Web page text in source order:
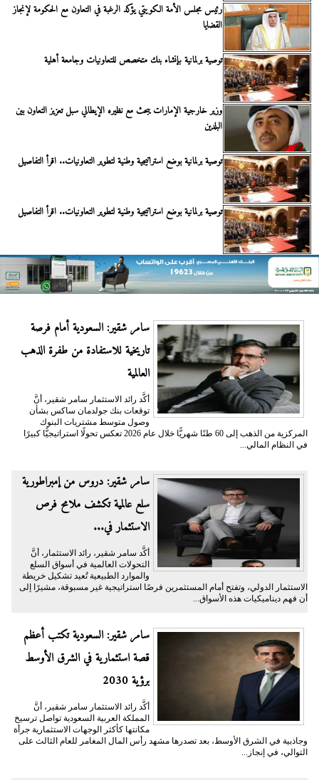
رئيس مجلس الأمة الكويتي يؤكد الرغبة في التعاون مع الحكومة لإنجاز
القضايا
توصية برلمانية بإنشاء بنك متخصص للتعاونيات وجامعة أهلية
وزير خارجية الإمارات يبحث مع نظيره الإيطالي سبل تعزيز التعاون بين
البلدين
توصية برلمانية بوضع استراتيجية وطنية لتطوير التعاونيات.. اقرأ التفاصيل
توصية برلمانية بوضع استراتيجية وطنية لتطوير التعاونيات.. اقرأ التفاصيل
سامر شقير: السعودية أمام فرصة
تاريخية للاستفادة من طفرة الذهب
العالمية
أكَّد رائد الاستثمار سامر شقير، أنَّ
توقعات بنك جولدمان ساكس بشأن
وصول متوسط مشتريات البنوك
المركزية من الذهب إلى 60 طنًا شهريًّا خلال عام 2026 تعكس تحولًا استراتيجيًّا كبيرًا
في النظام المالي...
سامر شقير: دروس من إمبراطورية
سلع عالمية تكشف ملامح فرص
الاستثمار في...
أكَّد سامر شقير، رائد الاستثمار، أنَّ
التحولات العالمية في أسواق السلع
والموارد الطبيعية تُعيد تشكيل خريطة
الاستثمار الدولي، وتفتح أمام المستثمرين فرصًا استراتيجية غير مسبوقة، مشيرًا إلى
أن فهم ديناميكيات هذه الأسواق...
سامر شقير: السعودية تكتب أعظم
قصة استثمارية في الشرق الأوسط
برؤية 2030
أكَّد رائد الاستثمار سامر شقير، أنَّ
المملكة العربية السعودية تواصل ترسيخ
مكانتها كأكثر الوجهات الاستثمارية جرأة
وجاذبية في الشرق الأوسط، بعد تصدرها مشهد رأس المال المغامر للعام الثالث على
التوالي، في إنجاز...